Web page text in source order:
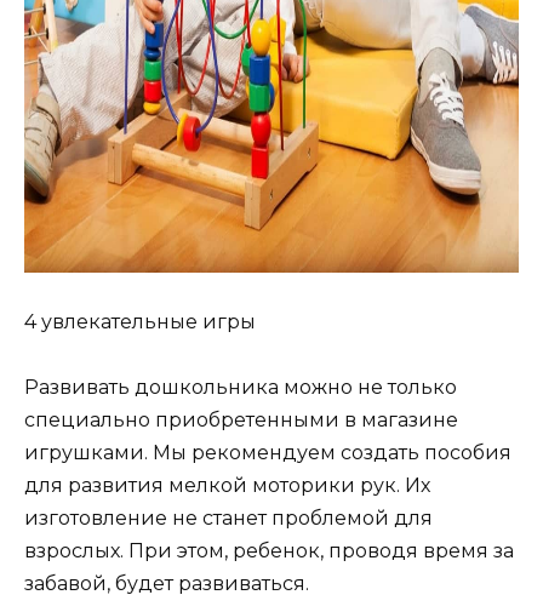
4 увлекательные игры
Развивать дошкольника можно не только
специально приобретенными в магазине
игрушками. Мы рекомендуем создать пособия
для развития мелкой моторики рук. Их
изготовление не станет проблемой для
взрослых. При этом, ребенок, проводя время за
забавой, будет развиваться.